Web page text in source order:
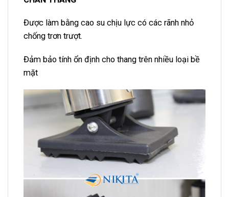
Được làm bằng cao su chịu lực có các rãnh nhỏ
chống trơn trượt.
Đảm bảo tính ổn định cho thang trên nhiều loại bề
mặt